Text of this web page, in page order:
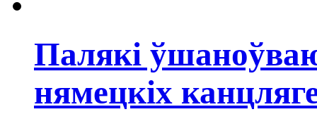
Палякі
нямецкіх